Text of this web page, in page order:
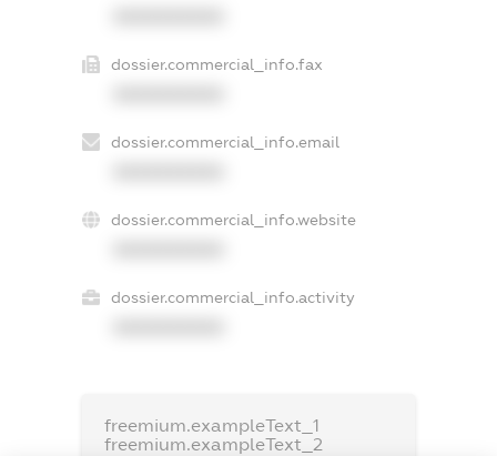
dossier.commercial_info.fax
dossier.commercial_info.email
dossier.commercial_info.website
dossier.commercial_info.activity
freemium.exampleText_1
freemium.exampleText_2